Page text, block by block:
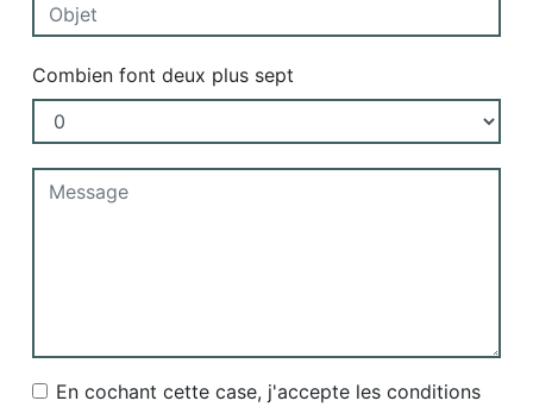
Combien font deux plus sept
En cochant cette case, j'accepte les conditions